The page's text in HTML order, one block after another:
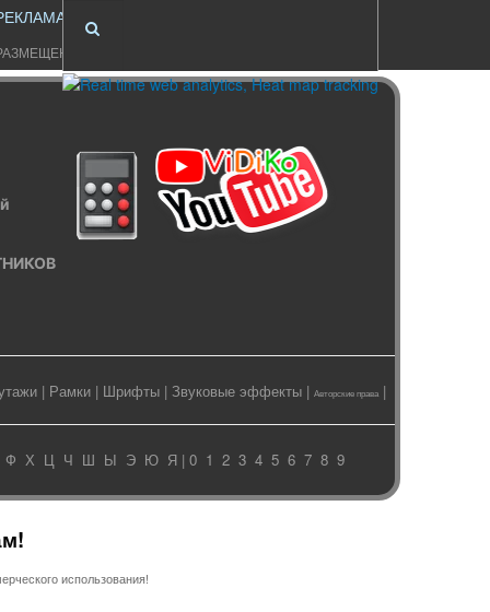
| Рамки | Шрифты | Звуковые эффекты | Авторские права |
Ф Х Ц Ч Ш Ы Э Ю Я| 0 1 2 3 4 5 67 89
использования!